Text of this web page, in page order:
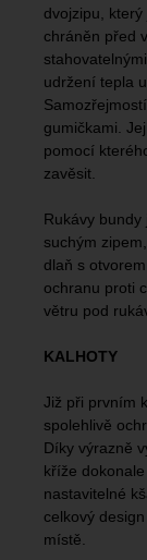
dvojzipu,
chráněn před
udržení tepla
gumičkami.
pomocí
zavěsit.
Rukávy
suchým
dlaň s
ochranu proti
větru pod
KALHOTY
Již při prvním
spolehlivě
Díky výrazně
kříže
nastavitelné
celkový
místě.